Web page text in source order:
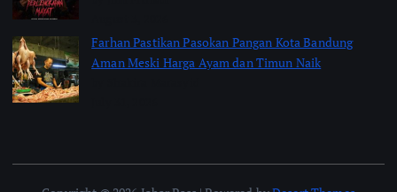
Farhan Pastikan Pasokan Pangan Kota Bandung
Aman Meski Harga Ayam dan Timun Naik